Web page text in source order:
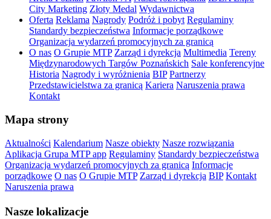
City Marketing Złoty Medal Wydawnictwa
Oferta Reklama Nagrody Podróż i pobyt Regulaminy
Standardy bezpieczeństwa Informacje porządkowe
Organizacja wydarzeń promocyjnych za granicą
O nas O Grupie MTP Zarząd i dyrekcja Multimedia Tereny
Międzynarodowych Targów Poznańskich Sale konferencyjne
Historia Nagrody i wyróżnienia BIP Partnerzy
Przedstawicielstwa za granicą Kariera Naruszenia prawa
Kontakt
Mapa strony
Aktualności Kalendarium Nasze obiekty Nasze rozwiązania
Aplikacja Grupa MTP app Regulaminy Standardy bezpieczeństwa
Organizacja wydarzeń promocyjnych za granicą Informacje
porządkowe O nas O Grupie MTP Zarząd i dyrekcja BIP Kontakt
Naruszenia prawa
Nasze lokalizacje